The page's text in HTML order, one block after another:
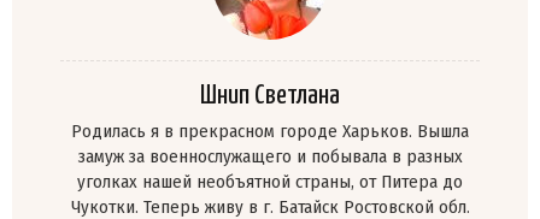
Шнип Светлана
Родилась я в прекрасном городе Харьков. Вышла
замуж за военнослужащего и побывала в разных
уголках нашей необъятной страны, от Питера до
Чукотки. Теперь живу в г. Батайск Ростовской обл.